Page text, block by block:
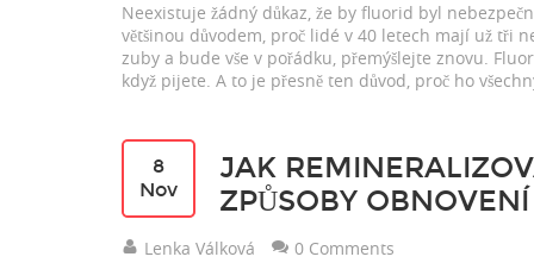
Neexistuje žádný důkaz, že by fluorid byl
většinou důvodem, proč lidé v 40 letech mají už tři
zuby a bude vše v pořádku, přemýšlejte znovu.
když pijete. A to je přesně ten důvod, proč ho
8
Nov
JAK
ZPŮSOBY
Lenka Válková 0 Comments